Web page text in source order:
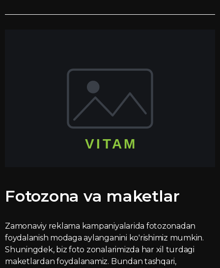
Fotozona va maketlar
Zamonaviy reklama kampaniyalarida fotozonadan
foydalanish modaga aylanganini ko'rishimiz mumkin.
Shuningdek, biz foto zonalarimizda har xil turdagi
maketlardan foydalanamiz. Bundan tashqari,